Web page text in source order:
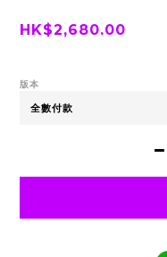
HK$2,680.00
版本